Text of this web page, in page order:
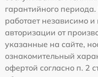
гарантийного
работает независимо
авторизации от
указанные на сайте,
ознакомительный
офертой согласно п. 2